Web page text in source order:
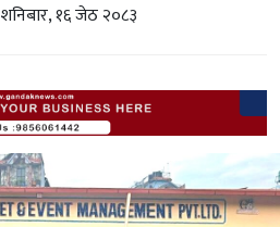
शनिबार, १६ जेठ २०८३